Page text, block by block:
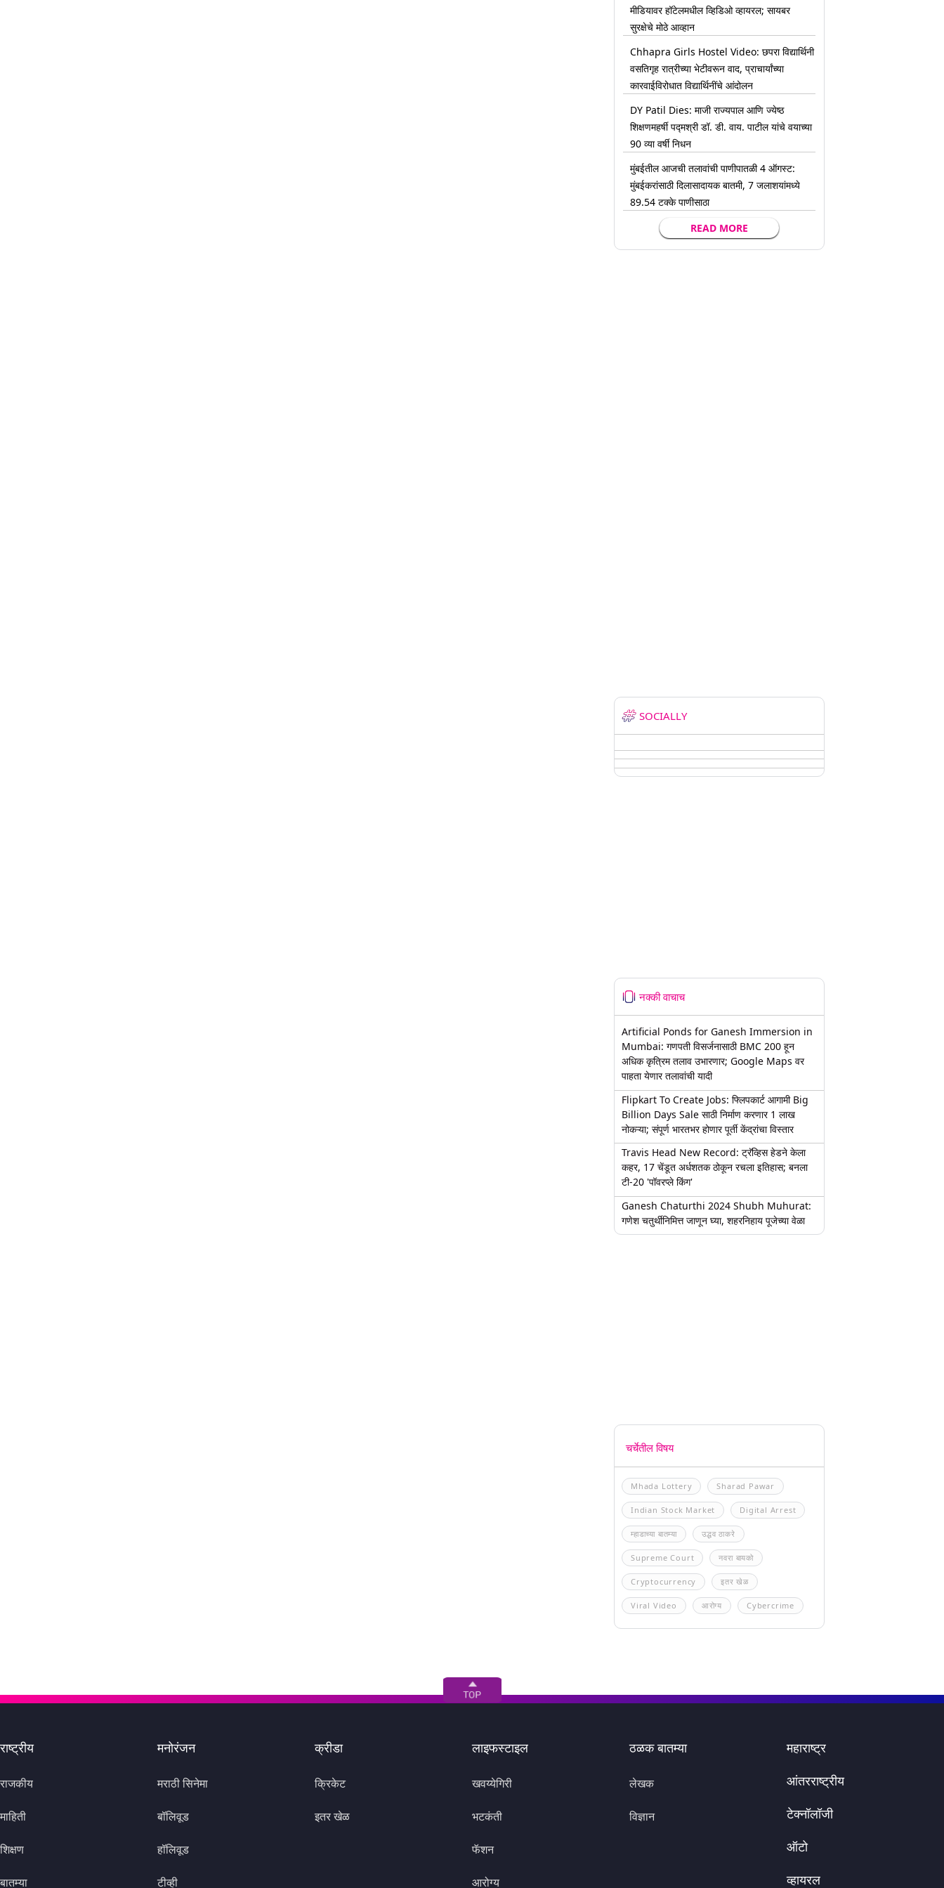
मीडियावर हॉटेलमधील व्हिडिओ व्हायरल; सायबर
सुरक्षेचे मोठे आव्हान
Chhapra Girls Hostel Video: छपरा विद्यार्थिनी
वसतिगृह रात्रीच्या भेटीवरून वाद, प्राचार्यांच्या
कारवाईविरोधात विद्यार्थिनींचे आंदोलन
DY Patil Dies: माजी राज्यपाल आणि ज्येष्ठ
शिक्षणमहर्षी पद्मश्री डॉ. डी. वाय. पाटील यांचे वयाच्या
90 व्या वर्षी निधन
मुंबईतील आजची तलावांची पाणीपातळी 4 ऑगस्ट:
मुंबईकरांसाठी दिलासादायक बातमी, 7 जलाशयांमध्ये
89.54 टक्के पाणीसाठा
READ MORE
SOCIALLY
नक्की वाचाच
Artificial Ponds for Ganesh Immersion in
Mumbai: गणपती विसर्जनासाठी BMC 200 हून
अधिक कृत्रिम तलाव उभारणार; Google Maps वर
पाहता येणार तलावांची यादी
Flipkart To Create Jobs: फ्लिपकार्ट आगामी Big
Billion Days Sale साठी निर्माण करणार 1 लाख
नोकऱ्या; संपूर्ण भारतभर होणार पूर्ती केंद्रांचा विस्तार
Travis Head New Record: ट्रॅव्हिस हेडने केला
कहर, 17 चेंडूत अर्धशतक ठोकून रचला इतिहास; बनला
टी-20 'पॉवरप्ले किंग'
Ganesh Chaturthi 2024 Shubh Muhurat:
गणेश चतुर्थीनिमित्त जाणून घ्या, शहरनिहाय पूजेच्या वेळा
चर्चेतील विषय
Mhada Lottery Sharad Pawar
Indian Stock Market Digital Arrest
म्हाडाच्या बातम्या उद्धव ठाकरे
Supreme Court नवरा बायको
Cryptocurrency इतर खेळ
Viral Video आरोग्य Cybercrime
राष्ट्रीय
राजकीय
माहिती
शिक्षण
बातम्या
मनोरंजन
मराठी सिनेमा
बॉलिवूड
हॉलिवूड
टीव्ही
क्रीडा
क्रिकेट
इतर खेळ
लाइफस्टाइल
खवय्येगिरी
भटकंती
फॅशन
आरोग्य
ठळक बातम्या
लेखक
विज्ञान
महाराष्ट्र
आंतरराष्ट्रीय
टेक्नॉलॉजी
ऑटो
व्हायरल